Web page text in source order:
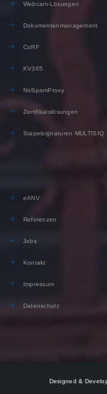
Webcam-Lösungen
Dokumentenmanagement
CoRF
KV365
NoSpamProxy
Zertifikatslösungen
Stapelsignaturen MULTISIQ
eANV
Referenzen
Jobs
Kontakt
Impressum
Datenschutz
Designed &